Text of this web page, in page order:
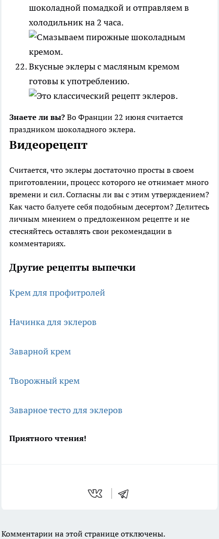
шоколадной помадкой и отправляем в
холодильник на 2 часа.
Вкусные эклеры с масляным кремом
готовы к употреблению.
Знаете ли вы? Во Франции 22 июня считается
праздником шоколадного эклера.
Видеорецепт
Считается, что эклеры достаточно просты в своем
приготовлении, процесс которого не отнимает много
времени и сил. Согласны ли вы с этим утверждением?
Как часто балуете себя подобным десертом? Делитесь
личным мнением о предложенном рецепте и не
стесняйтесь оставлять свои рекомендации в
комментариях.
Другие рецепты выпечки
Крем для профитролей
Начинка для эклеров
Заварной крем
Творожный крем
Заварное тесто для эклеров
Приятного чтения!
Комментарии на этой странице отключены.